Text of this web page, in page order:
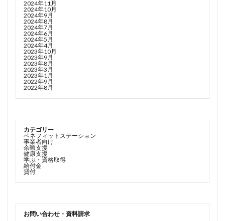
2024年11月
2024年10月
2024年9月
2024年8月
2024年7月
2024年6月
2024年5月
2024年4月
2023年10月
2023年9月
2023年8月
2023年3月
2023年1月
2022年9月
2022年8月
カテゴリー
ベネフィットステーション
事業者向け
余暇支援
健康支援
学ぶ・資格取得
給付金
貸付
お問い合わせ・資料請求